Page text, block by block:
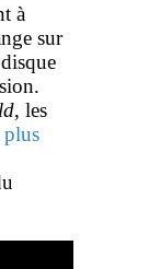
à
sur
, les
plus